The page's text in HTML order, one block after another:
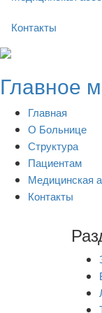
Контакты
Skip
content
Главное
Главная
О Больнице
Структура
Пациентам
Медицинская
Контакты